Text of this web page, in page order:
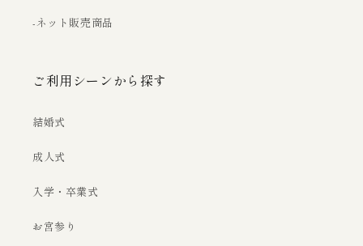
-ネット販売商品
ご利用シーンから探す
結婚式
成人式
入学・卒業式
お宮参り